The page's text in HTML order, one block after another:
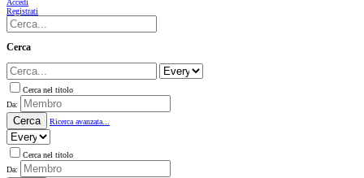
Accedi
Registrati
Cerca
Cerca nel titolo
Da:
Cerca Ricerca avanzata...
Cerca nel titolo
Da: